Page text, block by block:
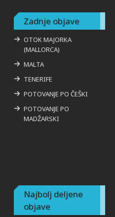
Zadnje objave
OTOK MAJORKA
(MALLORCA)
MALTA
TENERIFE
POTOVANJE PO ČEŠKI
POTOVANJE PO
MADŽARSKI
Najbolj deljene
objave